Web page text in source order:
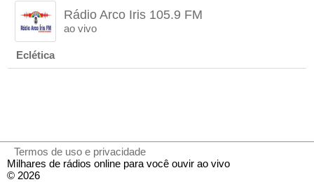
Rádio Arco Iris 105.9 FM
ao vivo
Eclética
Termos de uso e privacidade
Milhares de rádios online para você ouvir ao vivo
© 2026